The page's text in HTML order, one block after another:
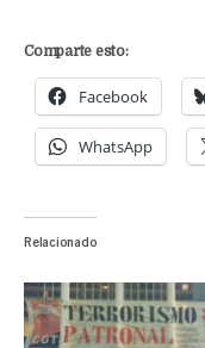
Comparte esto:
Facebook
WhatsApp
Relacionado